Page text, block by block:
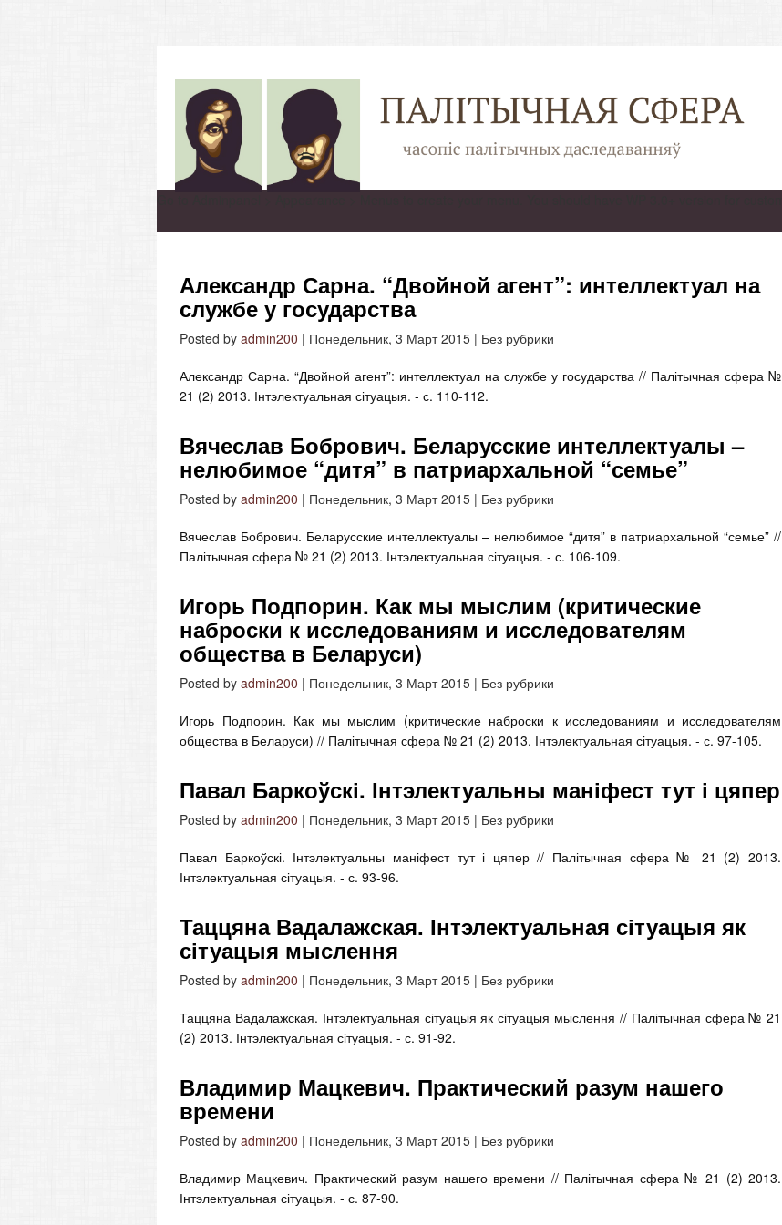
Александр Сарна. “Двойной агент”: интеллектуал на
службе у государства
Posted by admin200 | Понедельник, 3 Март 2015 | Без рубрики
Александр Сарна. “Двойной агент”: интеллектуал на службе у государства // Палітычная сфера №
21 (2) 2013. Інтэлектуальная сітуацыя. - с. 110-112.
Вячеслав Бобрович. Беларусские интеллектуалы –
нелюбимое “дитя” в патриархальной “семье”
Posted by admin200 | Понедельник, 3 Март 2015 | Без рубрики
Вячеслав Бобрович. Беларусские интеллектуалы – нелюбимое “дитя” в патриархальной “семье” //
Палітычная сфера № 21 (2) 2013. Інтэлектуальная сітуацыя. - с. 106-109.
Игорь Подпорин. Как мы мыслим (критические
наброски к исследованиям и исследователям
общества в Беларуси)
Posted by admin200 | Понедельник, 3 Март 2015 | Без рубрики
Игорь Подпорин. Как мы мыслим (критические наброски к исследованиям и исследователям
общества в Беларуси) // Палітычная сфера № 21 (2) 2013. Інтэлектуальная сітуацыя. - с. 97-105.
Павал Баркоўскі. Інтэлектуальны маніфест тут і цяпер
Posted by admin200 | Понедельник, 3 Март 2015 | Без рубрики
Павал Баркоўскі. Інтэлектуальны маніфест тут і цяпер // Палітычная сфера № 21 (2) 2013.
Інтэлектуальная сітуацыя. - с. 93-96.
Таццяна Вадалажская. Інтэлектуальная сітуацыя як
сітуацыя мыслення
Posted by admin200 | Понедельник, 3 Март 2015 | Без рубрики
Таццяна Вадалажская. Інтэлектуальная сітуацыя як сітуацыя мыслення // Палітычная сфера № 21
(2) 2013. Інтэлектуальная сітуацыя. - с. 91-92.
Владимир Мацкевич. Практический разум нашего
времени
Posted by admin200 | Понедельник, 3 Март 2015 | Без рубрики
Владимир Мацкевич. Практический разум нашего времени // Палітычная сфера № 21 (2) 2013.
Інтэлектуальная сітуацыя. - с. 87-90.